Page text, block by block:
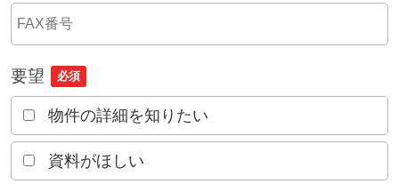
要望 必須
物件の詳細を知りたい
資料がほしい